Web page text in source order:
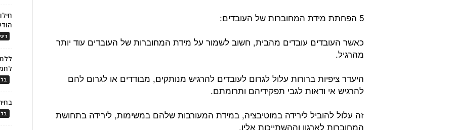
5 הפחתת מידת המחוברות של העובדים:
כאשר העובדים עובדים מהבית, חשוב לשמור על מידת המחוברות של העובדים עוד יותר
מהרגיל.
היעדר ציפיות ברורות עלול לגרום לעובדים להרגיש מנותקים, מבודדים או לגרום להם
להרגיש אי ודאות לגבי תפקידיהם ותרומתם.
זה עלול להוביל לירידה במוטיבציה, במידת המעורבות שלהם במשימות, לירידה בתחושת
המחוברות לארגון וההשתייכות אליו.